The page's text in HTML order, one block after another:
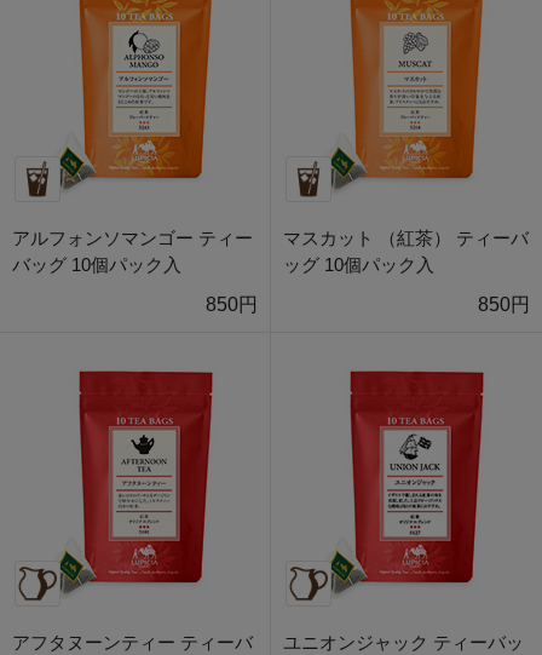
アルフォンソマンゴー ティー
バッグ 10個パック入
850円
マスカット （紅茶） ティーバ
ッグ 10個パック入
850円
アフタヌーンティー ティーバ
ユニオンジャック ティーバッ